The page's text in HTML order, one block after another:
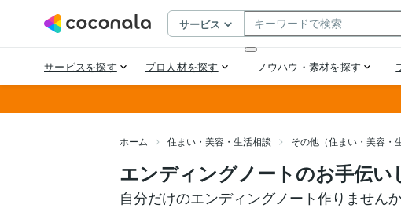
ホーム 住まい・美容・生活相談 その他（住まい・美容・
エンディングノートのお手伝い
自分だけのエンディングノート作りません